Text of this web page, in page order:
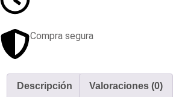
Compra segura
Descripción Valoraciones (0)